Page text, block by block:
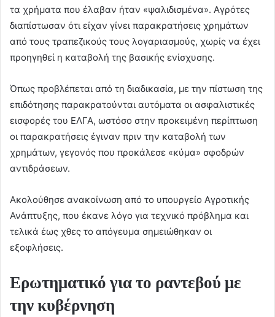
τα χρήματα που έλαβαν ήταν «ψαλιδισμένα». Αγρότες
διαπίστωσαν ότι είχαν γίνει παρακρατήσεις χρημάτων
από τους τραπεζικούς τους λογαριασμούς, χωρίς να έχει
προηγηθεί η καταβολή της βασικής ενίσχυσης.
Όπως προβλέπεται από τη διαδικασία, με την πίστωση της
επιδότησης παρακρατούνται αυτόματα οι ασφαλιστικές
εισφορές του ΕΛΓΑ, ωστόσο στην προκειμένη περίπτωση
οι παρακρατήσεις έγιναν πριν την καταβολή των
χρημάτων, γεγονός που προκάλεσε «κύμα» σφοδρών
αντιδράσεων.
Ακολούθησε ανακοίνωση από το υπουργείο Αγροτικής
Ανάπτυξης, που έκανε λόγο για τεχνικό πρόβλημα και
τελικά έως χθες το απόγευμα σημειώθηκαν οι
εξοφλήσεις.
Ερωτηματικό για το ραντεβού με
την κυβέρνηση